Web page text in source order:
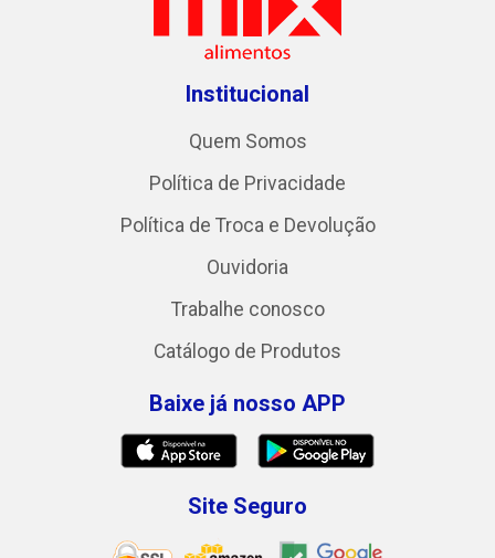
Institucional
Quem Somos
Política de Privacidade
Política de Troca e Devolução
Ouvidoria
Trabalhe conosco
Catálogo de Produtos
Baixe já nosso APP
Site Seguro